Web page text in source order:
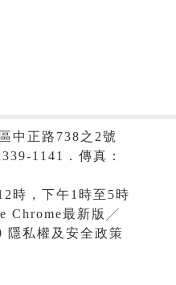
中正路738之2號
1141．傳真：
時，下午1時至5時
Chrome最新版╱
隱私權及安全政策